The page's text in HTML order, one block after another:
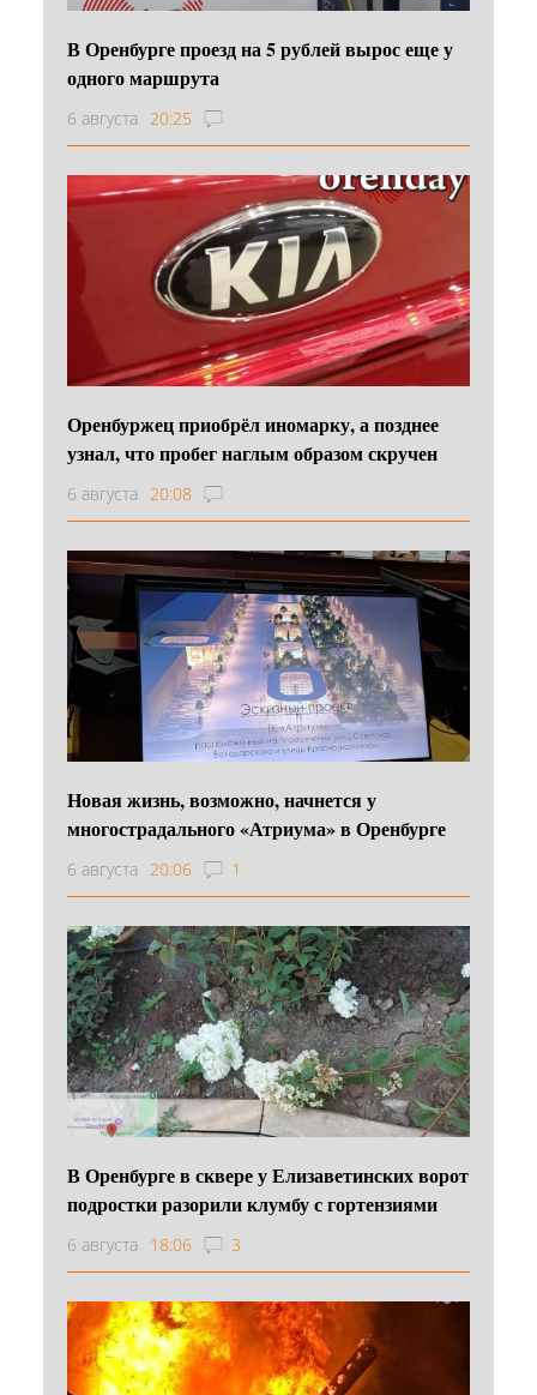
В Оренбурге проезд на 5 рублей вырос еще у
одного маршрута
6 августа 20:25
Оренбуржец приобрёл иномарку, а позднее
узнал, что пробег наглым образом скручен
6 августа 20:08
Новая жизнь, возможно, начнется у
многострадального «Атриума» в Оренбурге
6 августа 20:06 1
В Оренбурге в сквере у Елизаветинских ворот
подростки разорили клумбу с гортензиями
6 августа 18:06 3